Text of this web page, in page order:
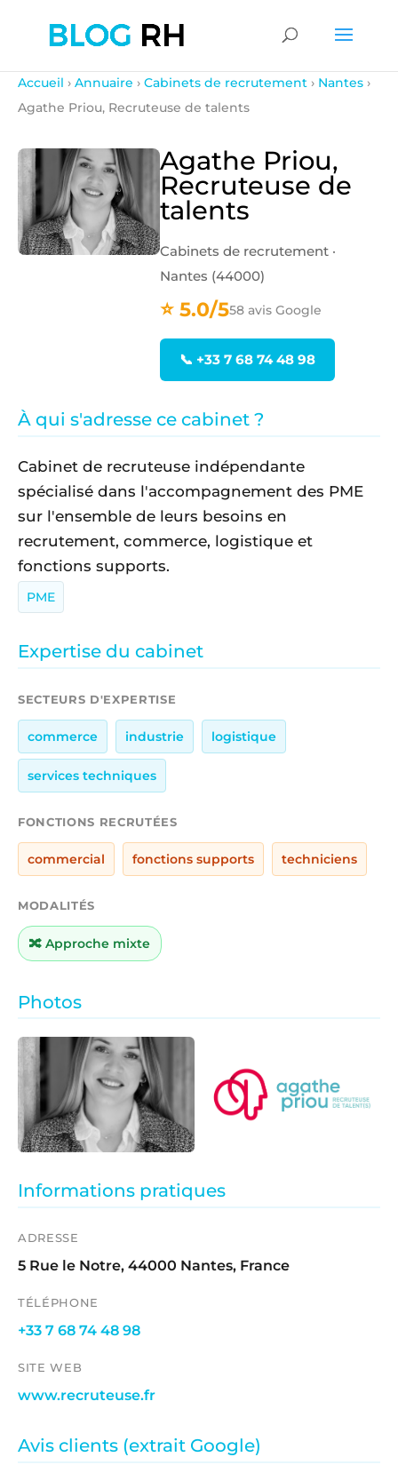
Accueil › Annuaire › Cabinets de recrutement › Nantes ›
Agathe Priou, Recruteuse de talents
Agathe Priou,
Recruteuse de
talents
Cabinets de recrutement ·
Nantes (44000)
⭐ 5.0/558 avis Google
📞 +33 7 68 74 48 98
À qui s'adresse ce cabinet ?
Cabinet de recruteuse indépendante
spécialisé dans l'accompagnement des PME
sur l'ensemble de leurs besoins en
recrutement, commerce, logistique et
fonctions supports.
PME
Expertise du cabinet
SECTEURS D'EXPERTISE
commerce industrie logistique
services techniques
FONCTIONS RECRUTÉES
commercial fonctions supports techniciens
MODALITÉS
🔀 Approche mixte
Photos
Informations pratiques
ADRESSE
5 Rue le Notre, 44000 Nantes, France
TÉLÉPHONE
+33 7 68 74 48 98
SITE WEB
www.recruteuse.fr
Avis clients (extrait Google)